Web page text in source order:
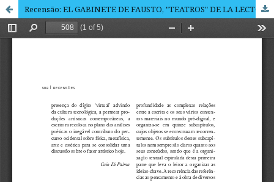
Recensão: EL GABINETE DE FAUSTO, "TEATROS" DE LA LECTO-ESCRITURA A UN LADO Y OTRO DE LA FRONTERA ” FERNANDO R. DE LA FLOR e DANIEL ESCANDELL MONTIEL